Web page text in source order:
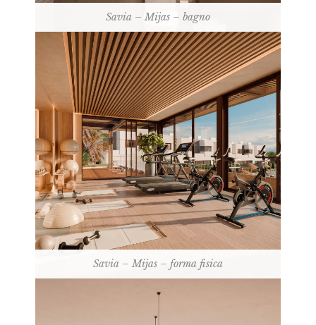
Savia – Mijas – bagno
Savia – Mijas – forma fisica